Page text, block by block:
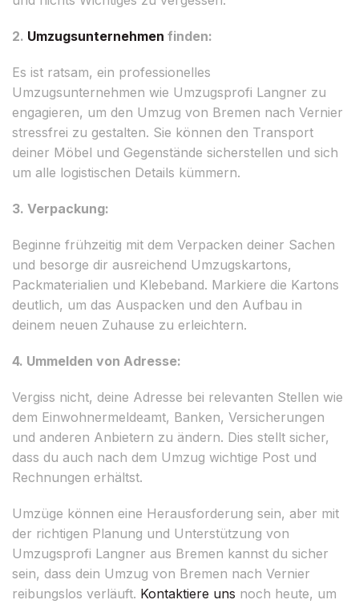
2. Umzugsunternehmen finden:
Es ist ratsam, ein professionelles
Umzugsunternehmen wie Umzugsprofi Langner zu
engagieren, um den Umzug von Bremen nach Vernier
stressfrei zu gestalten. Sie können den Transport
deiner Möbel und Gegenstände sicherstellen und sich
um alle logistischen Details kümmern.
3. Verpackung:
Beginne frühzeitig mit dem Verpacken deiner Sachen
und besorge dir ausreichend Umzugskartons,
Packmaterialien und Klebeband. Markiere die Kartons
deutlich, um das Auspacken und den Aufbau in
deinem neuen Zuhause zu erleichtern.
4. Ummelden von Adresse:
Vergiss nicht, deine Adresse bei relevanten Stellen wie
dem Einwohnermeldeamt, Banken, Versicherungen
und anderen Anbietern zu ändern. Dies stellt sicher,
dass du auch nach dem Umzug wichtige Post und
Rechnungen erhältst.
Umzüge können eine Herausforderung sein, aber mit
der richtigen Planung und Unterstützung von
Umzugsprofi Langner aus Bremen kannst du sicher
sein, dass dein Umzug von Bremen nach Vernier
reibungslos verläuft. Kontaktiere uns noch heute, um